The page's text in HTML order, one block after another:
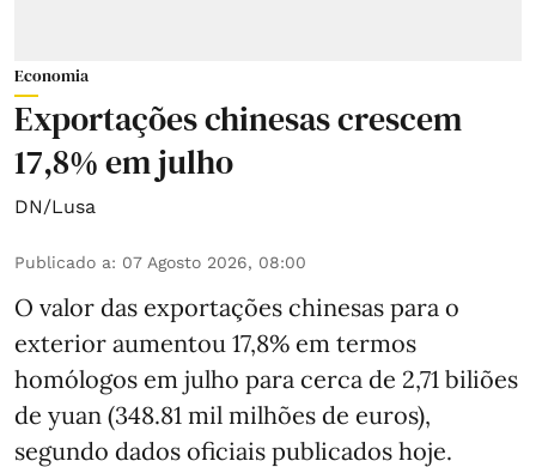
Economia
Exportações chinesas crescem
17,8% em julho
DN/Lusa
Publicado a: 07 Agosto 2026, 08:00
O valor das exportações chinesas para o
exterior aumentou 17,8% em termos
homólogos em julho para cerca de 2,71 biliões
de yuan (348.81 mil milhões de euros),
segundo dados oficiais publicados hoje.